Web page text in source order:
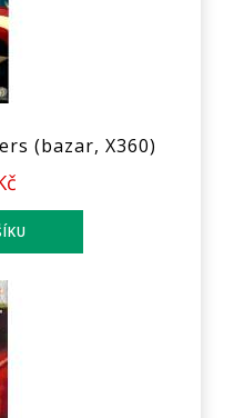
(bazar, X360)